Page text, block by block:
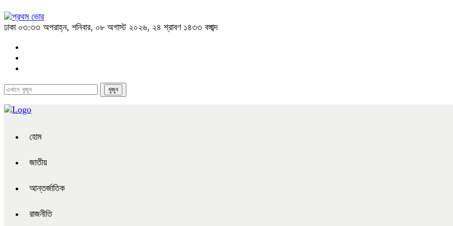
ঢাকা ০৩:৩৩ অপরাহ্ন, শনিবার, ০৮ অগাস্ট ২০২৬, ২৪ শ্রাবণ ১৪৩৩ বঙ্গাব্দ
হোম
জাতীয়
আন্তর্জাতিক
রাজনীতি